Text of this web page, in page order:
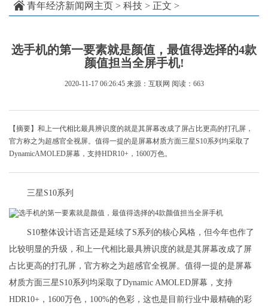
青年经济新闻网主页 > 科技 > 正文 >
选手机的第一要素就是颜值，最值得选择的4款
颜值担当全屏手机!
2020-11-17 06:26:45 来源：互联网 阅读：663
【摘要】和上一代相比最具辨识度的就是其屏幕改成了屏占比更高的打孔屏，
官方称之为超感官全视屏。值得一提的是屏幕材质方面三星S10系列均采取了
DynamicAMOLED屏幕，支持HDR10+，1600万色。
三星S10系列
S10整体设计语言还是延续了S系列的核心风格，但今年也作了
比较明显的升级，和上一代相比最具辨识度的就是其屏幕改成了屏
占比更高的打孔屏，官方称之为超感官全视屏。值得一提的是屏幕
材质方面三星S10系列均采取了Dynamic AMOLED屏幕，支持
HDR10+，1600万色，100%的色彩，这也是目前行业中最精确的彩